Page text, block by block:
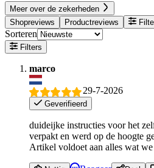
Meer over de zekerheden
Shopreviews
Productreviews
Sorteren
Filters
marco
29-7-2026
Geverifieerd
duideijke instructies voor het
verpakt en werd op de hoogte
Artikel voldoet aan alles wat